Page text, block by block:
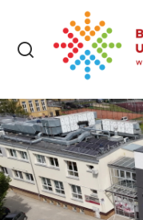
Start
O nas
Aktualności
Szkolenia i kursy